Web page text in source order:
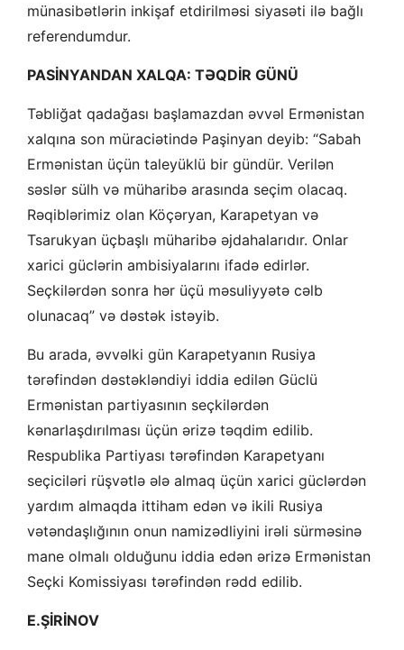
münasibətlərin inkişaf etdirilməsi siyasəti ilə bağlı
referendumdur.
PASİNYANDAN XALQA: TƏQDİR GÜNÜ
Təbliğat qadağası başlamazdan əvvəl Ermənistan
xalqına son müraciətində Paşinyan deyib: “Sabah
Ermənistan üçün taleyüklü bir gündür. Verilən
səslər sülh və müharibə arasında seçim olacaq.
Rəqiblərimiz olan Köçəryan, Karapetyan və
Tsarukyan üçbaşlı müharibə əjdahalarıdır. Onlar
xarici güclərin ambisiyalarını ifadə edirlər.
Seçkilərdən sonra hər üçü məsuliyyətə cəlb
olunacaq” və dəstək istəyib.
Bu arada, əvvəlki gün Karapetyanın Rusiya
tərəfindən dəstəkləndiyi iddia edilən Güclü
Ermənistan partiyasının seçkilərdən
kənarlaşdırılması üçün ərizə təqdim edilib.
Respublika Partiyası tərəfindən Karapetyanı
seçiciləri rüşvətlə ələ almaq üçün xarici güclərdən
yardım almaqda ittiham edən və ikili Rusiya
vətəndaşlığının onun namizədliyini irəli sürməsinə
mane olmalı olduğunu iddia edən ərizə Ermənistan
Seçki Komissiyası tərəfindən rədd edilib.
E.ŞİRİNOV